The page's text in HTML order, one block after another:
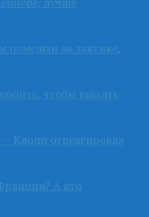
помешан на тактике,
чтобы выжать
Клопп отреагировал
А кто